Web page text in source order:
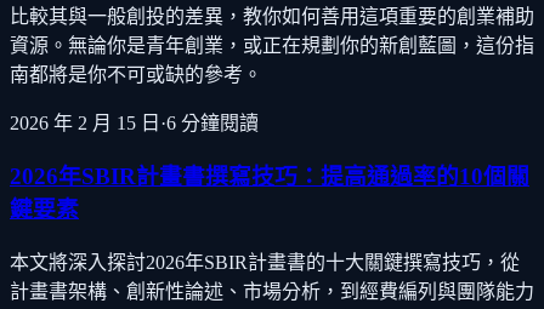
比較其與一般創投的差異，教你如何善用這項重要的創業補助
資源。無論你是青年創業，或正在規劃你的新創藍圖，這份指
南都將是你不可或缺的參考。
2026 年 2 月 15 日 ·6 分鐘閱讀
2026年SBIR計畫書撰寫技巧：提高通過率的10個關
鍵要素
本文將深入探討2026年SBIR計畫書的十大關鍵撰寫技巧，從
計畫書架構、創新性論述、市場分析，到經費編列與團隊能力